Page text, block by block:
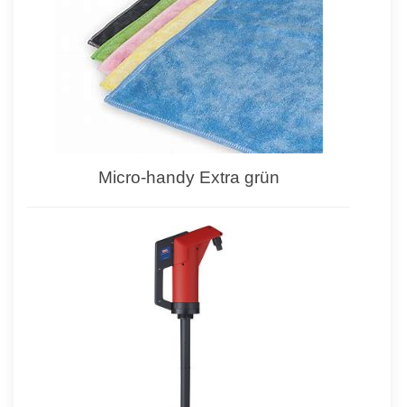
Micro-handy Extra grün